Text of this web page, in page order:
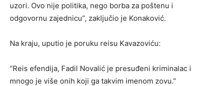
uzori. Ovo nije politika, nego borba za poštenu i
odgovornu zajednicu”, zaključio je Konaković.
Na kraju, uputio je poruku reisu Kavazoviću:
“Reis efendija, Fadil Novalić je presuđeni kriminalac i
mnogo je više onih koji ga takvim imenom zovu.”